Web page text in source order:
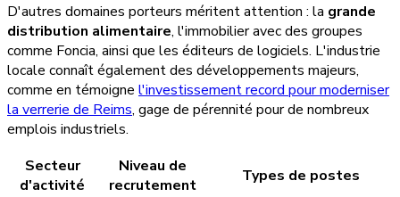
D'autres domaines porteurs méritent attention : la grande
distribution alimentaire, l'immobilier avec des groupes
comme Foncia, ainsi que les éditeurs de logiciels. L'industrie
locale connaît également des développements majeurs,
comme en témoigne l'investissement record pour moderniser
la verrerie de Reims, gage de pérennité pour de nombreux
emplois industriels.
Secteur
d'activité
Niveau de
recrutement
Types de postes